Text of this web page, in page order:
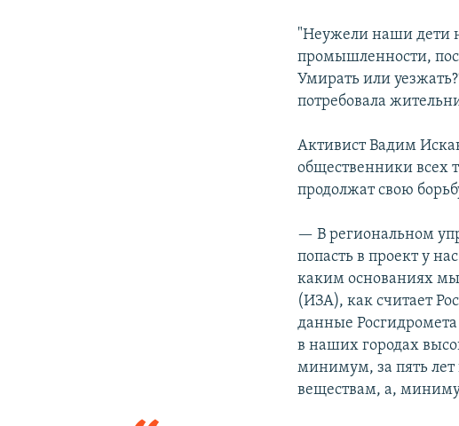
"Неужели наши дети
промышленности,
Умирать или
потребовала
Активист Вадим
общественники всех
продолжат свою
— В региональном
попасть в проект у
каким основаниях мы
(ИЗА), как считает
данные
в наших городах
минимум, за пять
веществам, а,